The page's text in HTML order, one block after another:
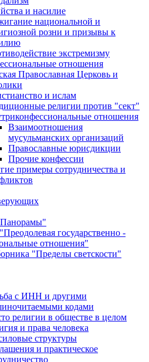
и насилие
национальной и
розни и призывы к
экстремизму
отношения
Православная Церковь и
и ислам
религии против "сект"
отношения
Взаимоотношения
мусульманских организаций
Православные юрисдикции
Прочие конфессии
примеры сотрудничества и
государственно -
отношения"
"Пределы светскости"
с ИНН и другими
кодами
религии в обществе в целом
и права человека
структуры
и практическое